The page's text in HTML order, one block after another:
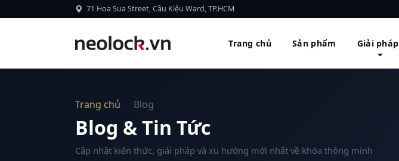
71 Hoa Sua Street, Cầu Kiệu Ward, TP.HCM
Trang chủ Sản phẩm Giải pháp
Trang chủ Blog
Blog & Tin Tức
Cập nhật kiến thức, giải pháp và xu hướng mới nhất về khóa thông minh